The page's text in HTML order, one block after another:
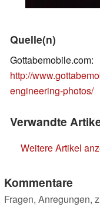
Quelle(n)
Gottabemobile.com:
http://
engineering-photos/
Verwandte
Weitere Artikel
Kommentare
Fragen, Anregungen,